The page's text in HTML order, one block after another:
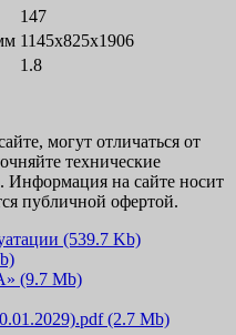
147
1145х825х1906
1.8
могут отличаться от
технические
Информация на сайте носит
публичной офертой.
(539.7 Kb)
(9.7 Mb)
(2.7 Mb)